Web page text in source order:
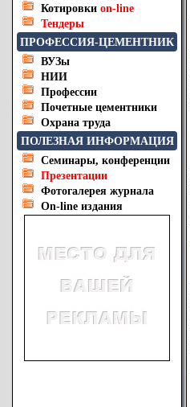
Котировки on-line
Тендеры
ПРОФЕССИЯ-ЦЕМЕНТНИК
ВУЗы
НИИ
Профессии
Почетные цементники
Охрана труда
ПОЛЕЗНАЯ ИНФОРМАЦИЯ
Семинары, конференции
Презентации
Фотогалерея журнала
On-line издания